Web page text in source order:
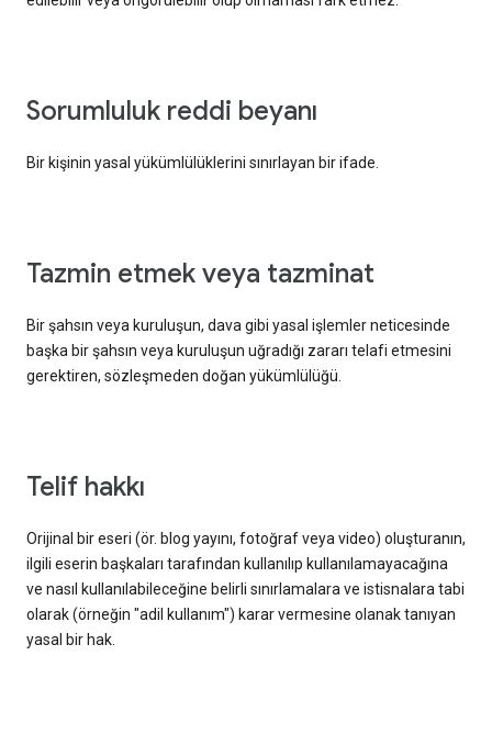
sorumluluk reddi beyanı
Bir kişinin yasal yükümlülüklerini sınırlayan bir ifade.
tazmin etmek veya tazminat
Bir şahsın veya kuruluşun, dava gibi yasal işlemler neticesinde
başka bir şahsın veya kuruluşun uğradığı zararı telafi etmesini
gerektiren, sözleşmeden doğan yükümlülüğü.
telif hakkı
Orijinal bir eseri (ör. blog yayını, fotoğraf veya video) oluşturanın,
ilgili eserin başkaları tarafından kullanılıp kullanılamayacağına
ve nasıl kullanılabileceğine belirli sınırlamalara ve istisnalara tabi
olarak (örneğin "adil kullanım") karar vermesine olanak tanıyan
yasal bir hak.